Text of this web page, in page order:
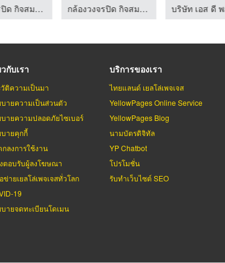
กล้องวงจรปิด กิจสมบูรณ์เซลล์ แอนด์ เซอร์วิส
กล้องวงจรปิด กิจสมบูรณ์เซลล์ แอนด์ เซอร์วิส
วกับเรา
ติความเป็นมา
ายความเป็นส่วนตัว
ายความปลอดภัยไซเบอร์
ายคุกกี้
ลงการใช้งาน
งตอบรับผู้ลงโฆษณา
ข่ายเยลโล่เพจเจสทั่วโลก
19
ายจดทะเบียนโดเมน
บริการของเรา
ไทยแลนด์ เยลโล่เพจเจส
YellowPages Online Service
YellowPages Blog
นามบัตรดิจิทัล
YP Chatbot
โปรโมชั่น
รับทำเว็บไซต์ SEO